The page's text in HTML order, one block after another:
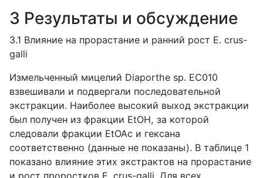
3 Результаты и обсуждение
3.1 Влияние на прорастание и ранний рост E. crus-
galli
Измельченный мицелий Diaporthe sp. EC010
взвешивали и подвергали последовательной
экстракции. Наиболее высокий выход экстракции
был получен из фракции EtOH, за которой
следовали фракции EtOAc и гексана
соответственно (данные не показаны). В таблице 1
показано влияние этих экстрактов на прорастание